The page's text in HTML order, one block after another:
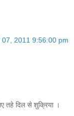
07, 2011 9:56:00 pm
तहे दिल से शुक्रिया ।